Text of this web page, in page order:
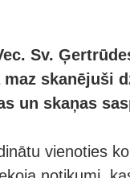
Sv.
skanējuši
un skaņas
vienoties